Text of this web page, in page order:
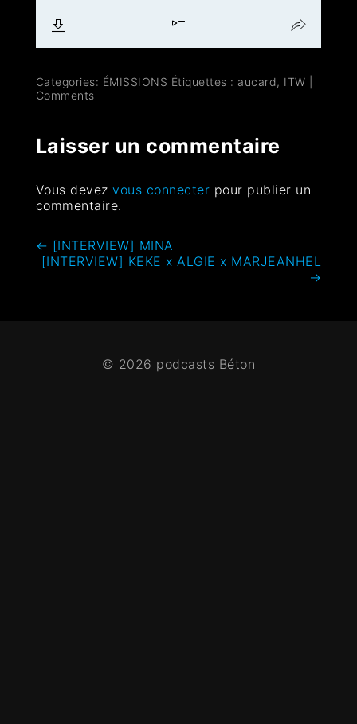
Categories: ÉMISSIONS Étiquettes : aucard, ITW
Comments
Laisser un commentaire
Vous devezvous connecter pour publier un
commentaire.
← [INTERVIEW] MINA
[INTERVIEW] KEKE x ALGIE x MARJEANHEL
→
© 2026 podcasts Béton